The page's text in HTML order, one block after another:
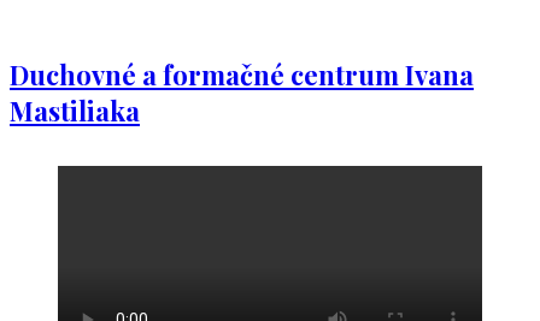
Duchovné a formačné centrum Ivana
Mastiliaka